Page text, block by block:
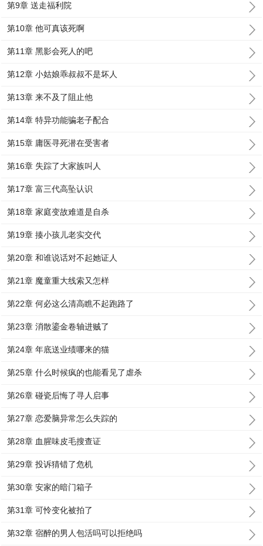
第9章 送走福利院
第10章 他可真该死啊
第11章 黑影会死人的吧
第12章 小姑娘乖叔叔不是坏人
第13章 来不及了阻止他
第14章 特异功能骗老子配合
第15章 庸医寻死潜在受害者
第16章 失踪了大家族叫人
第17章 富三代高坠认识
第18章 家庭变故难道是自杀
第19章 揍小孩儿老实交代
第20章 和谁说话对不起她证人
第21章 魔童重大线索又怎样
第22章 何必这么清高瞧不起跑路了
第23章 消散鎏金卷轴进贼了
第24章 年底送业绩哪来的猫
第25章 什么时候疯的也能看见了虐杀
第26章 碰瓷后悔了寻人启事
第27章 恋爱脑异常怎么失踪的
第28章 血腥味皮毛搜查证
第29章 投诉猜错了危机
第30章 安家的暗门箱子
第31章 可怜变化被拍了
第32章 宿醉的男人包活吗可以拒绝吗